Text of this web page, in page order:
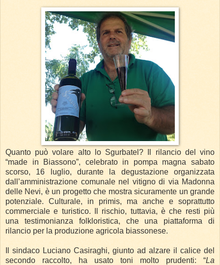
Quanto può volare alto lo Sgurbatel? Il rilancio del vino
“made in Biassono”, celebrato in pompa magna sabato
scorso, 16 luglio, durante la degustazione organizzata
dall’amministrazione comunale nel vitigno di via Madonna
delle Nevi, è un progetto che mostra sicuramente un grande
potenziale. Culturale, in primis, ma anche e soprattutto
commerciale e turistico. Il rischio, tuttavia, è che resti più
una testimonianza folkloristica, che una piattaforma di
rilancio per la produzione agricola biassonese.
Il sindaco Luciano Casiraghi, giunto ad alzare il calice del
secondo raccolto, ha usato toni molto prudenti: “La